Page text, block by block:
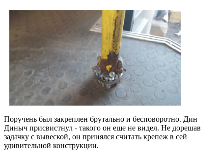
Поручень был закреплен брутально и бесповоротно. Дин
Диныч присвистнул - такого он еще не видел. Не дорешав
задачку с вывеской, он принялся считать крепеж в сей
удивительной конструкции.